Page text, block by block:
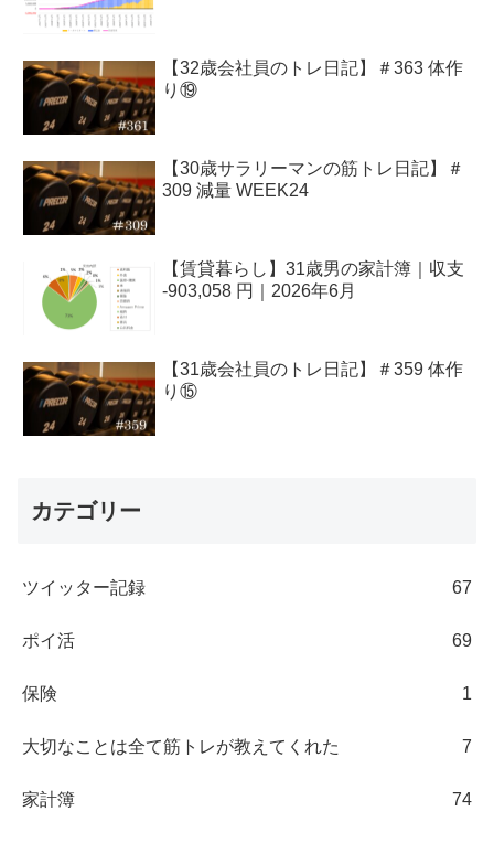
【32歳会社員のトレ日記】＃363 体作
り⑲
【30歳サラリーマンの筋トレ日記】＃
309 減量 WEEK24
【賃貸暮らし】31歳男の家計簿｜収支
-903,058 円｜2026年6月
【31歳会社員のトレ日記】＃359 体作
り⑮
カテゴリー
ツイッター記録 67
ポイ活 69
保険 1
大切なことは全て筋トレが教えてくれた 7
家計簿 74